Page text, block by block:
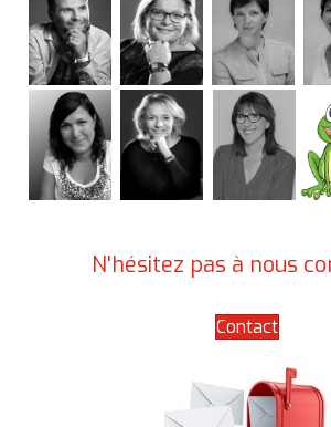
N'hésitez pas à nous
Contact